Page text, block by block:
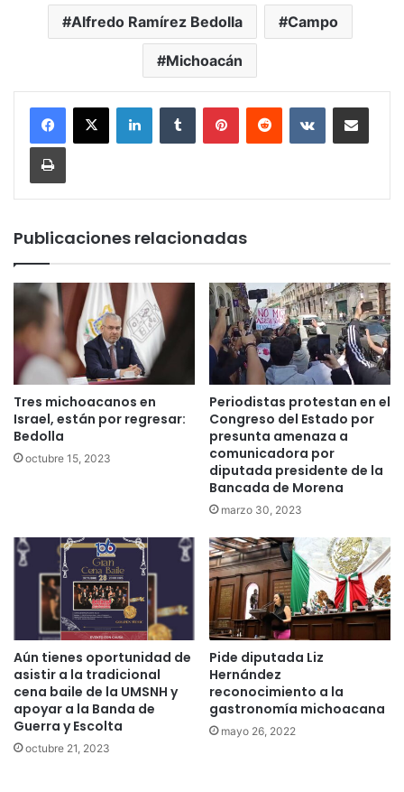
Alfredo Ramírez Bedolla Campo
Michoacán
LinkedInTumblr PinterestReddit VKontakteCompartir por
Imprimir
Publicaciones relacionadas
Tres michoacanos en
Israel, están por regresar:
Bedolla
octubre 15, 2023
Periodistas protestan en el
Congreso del Estado por
presunta amenaza a
comunicadora por
diputada presidente de la
Bancada de Morena
marzo 30, 2023
Aún tienes oportunidad de
asistir a la tradicional
cena baile de la UMSNH y
apoyar a la Banda de
Guerra y Escolta
octubre 21, 2023
Pide diputada Liz
Hernández
reconocimiento a la
gastronomía michoacana
mayo 26, 2022